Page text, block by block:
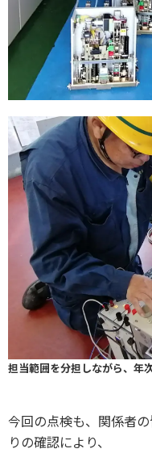
担当範囲を分担しながら、年
今回の点検も、関係者
りの確認により、